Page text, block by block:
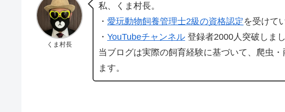
くま村長
私、くま村長。
・ 愛玩動物飼養管理士2級の資格認定 を受けて
・ YouTubeチャンネル 登録者2000人突破しまし
当ブログは実際の飼育経験に基づいて、爬虫
ます。